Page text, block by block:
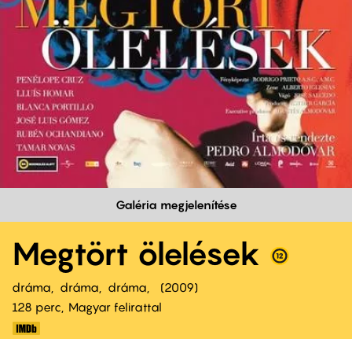
Galéria megjelenítése
Megtört ölelések
dráma dráma dráma
2009
128 perc,
Magyar felirattal